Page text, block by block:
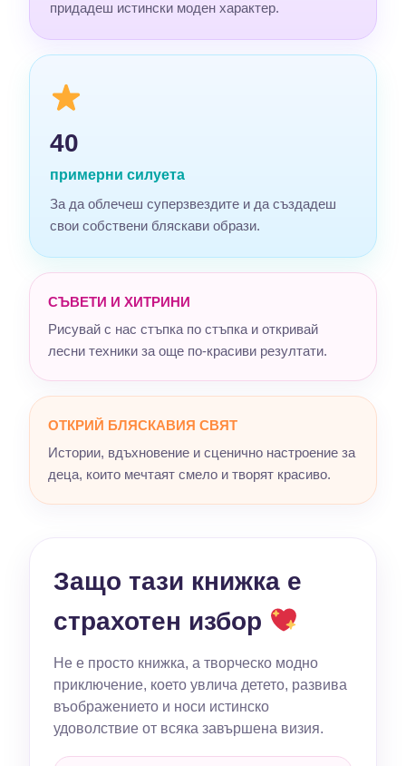
придадеш истински моден характер.
40
примерни силуета
За да облечеш суперзвездите и да създадеш
свои собствени бляскави образи.
СЪВЕТИ И ХИТРИНИ
Рисувай с нас стъпка по стъпка и откривай
лесни техники за още по-красиви резултати.
ОТКРИЙ БЛЯСКАВИЯ СВЯТ
Истории, вдъхновение и сценично настроение за
деца, които мечтаят смело и творят красиво.
Защо тази книжка е
страхотен избор
Не е просто книжка, а творческо модно
приключение, което увлича детето, развива
въображението и носи истинско
удоволствие от всяка завършена визия.